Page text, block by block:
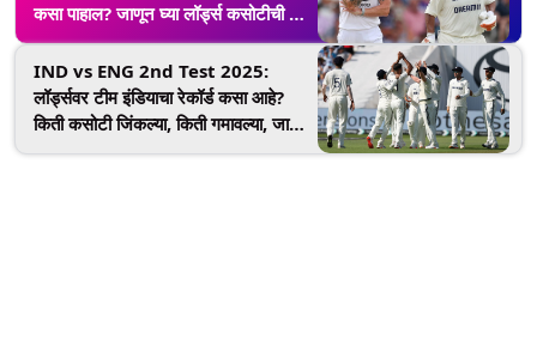
कसा पाहाल? जाणून घ्या लॉर्ड्स कसोटीची A
टू Z माहिती!
IND vs ENG 2nd Test 2025:
लॉर्ड्सवर टीम इंडियाचा रेकॉर्ड कसा आहे?
किती कसोटी जिंकल्या, किती गमावल्या, जाणून